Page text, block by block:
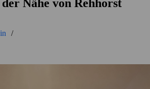
Nähe von Rehhorst
/